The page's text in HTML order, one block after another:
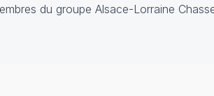
du groupe Alsace-Lorraine